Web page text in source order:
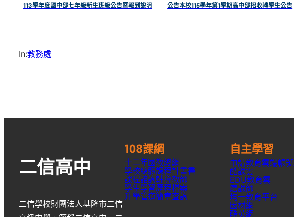
113學年度國中部七年級新生班級公告暨報到說明 公告本校115學年第1學期高中部招收轉學生公告
In:教務處
二信高中
二信學校財團法人基隆市二信
108課綱
十二年國教總綱
學校總體課程計畫書
課程諮詢輔導教師
學生學習歷程檔案
升學管道簡章查詢
自主學習
申請教育雲端帳號
酷課雲
EDU教育雲
磨課師
均一教育平台
因材網
酷英網